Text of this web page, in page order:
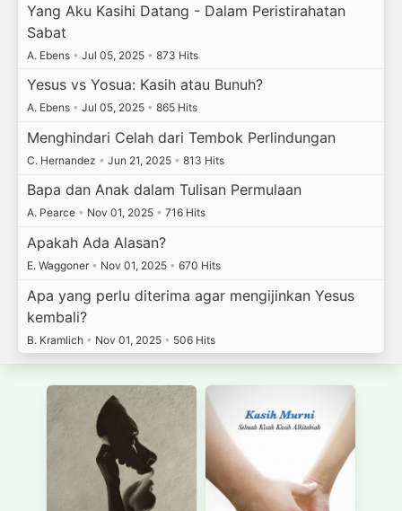
Yang Aku Kasihi Datang - Dalam Peristirahatan
Sabat
A. Ebens • Jul 05, 2025 • 873 Hits
Yesus vs Yosua: Kasih atau Bunuh?
A. Ebens • Jul 05, 2025 • 865 Hits
Menghindari Celah dari Tembok Perlindungan
C. Hernandez • Jun 21, 2025 • 813 Hits
Bapa dan Anak dalam Tulisan Permulaan
A. Pearce • Nov 01, 2025 • 716 Hits
Apakah Ada Alasan?
E. Waggoner • Nov 01, 2025 • 670 Hits
Apa yang perlu diterima agar mengijinkan Yesus
kembali?
B. Kramlich • Nov 01, 2025 • 506 Hits